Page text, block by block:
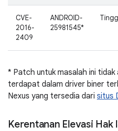
CVE-
2016-
2409
ANDROID-
25981545*
* Patch untuk masalah ini tidak
terdapat dalam driver biner
Nexus yang tersedia dari situs
Kerentanan Elevasi